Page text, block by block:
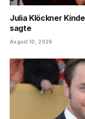
Julia Klöckner
sagte
August 10, 2026